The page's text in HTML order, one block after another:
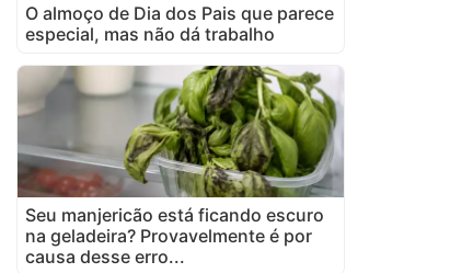
O almoço de Dia dos Pais que parece
especial, mas não dá trabalho
Seu manjericão está ficando escuro
na geladeira? Provavelmente é por
causa desse erro...